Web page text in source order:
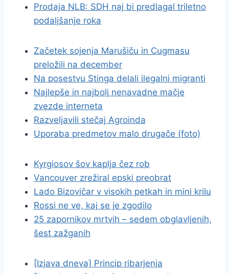
Prodaja NLB: SDH naj bi predlagal triletno
podaljšanje roka
Začetek sojenja Marušiču in Cugmasu
preložili na december
Na posestvu Stinga delali ilegalni migranti
Najlepše in najbolj nenavadne mačje
zvezde interneta
Razveljavili stečaj Agroinda
Uporaba predmetov malo drugače (foto)
Kyrgiosov šov kaplja čez rob
Vancouver zrežiral epski preobrat
Lado Bizovičar v visokih petkah in mini krilu
Rossi ne ve, kaj se je zgodilo
25 zapornikov mrtvih – sedem obglavljenih,
šest zažganih
[Izjava dneva] Princip ribarjenja